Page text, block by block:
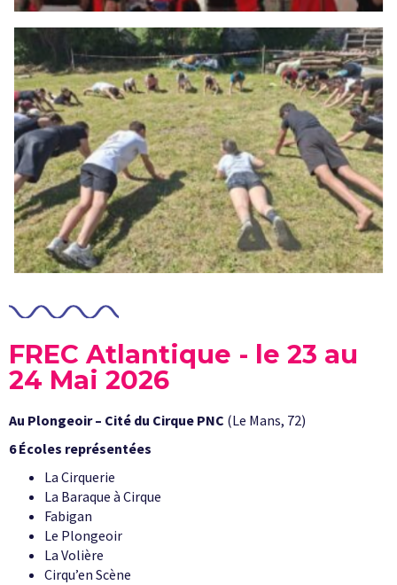
FREC Atlantique - le 23 au
24 Mai 2026
Au Plongeoir – Cité du Cirque PNC (Le Mans, 72)
6 Écoles représentées
La Cirquerie
La Baraque à Cirque
Fabigan
Le Plongeoir
La Volière
Cirqu’en Scène